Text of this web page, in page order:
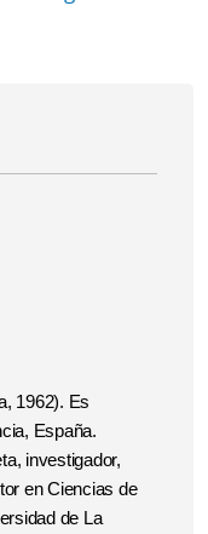
1962). Es
España.
investigador,
en Ciencias de
de La